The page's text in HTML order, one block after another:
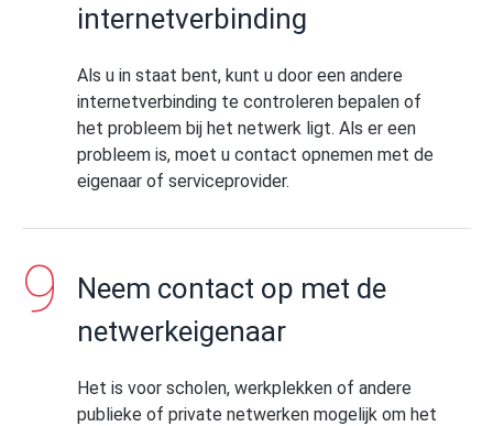
internetverbinding
Als u in staat bent, kunt u door een andere
internetverbinding te controleren bepalen of
het probleem bij het netwerk ligt. Als er een
probleem is, moet u contact opnemen met de
eigenaar of serviceprovider.
Neem contact op met de
netwerkeigenaar
Het is voor scholen, werkplekken of andere
publieke of private netwerken mogelijk om het